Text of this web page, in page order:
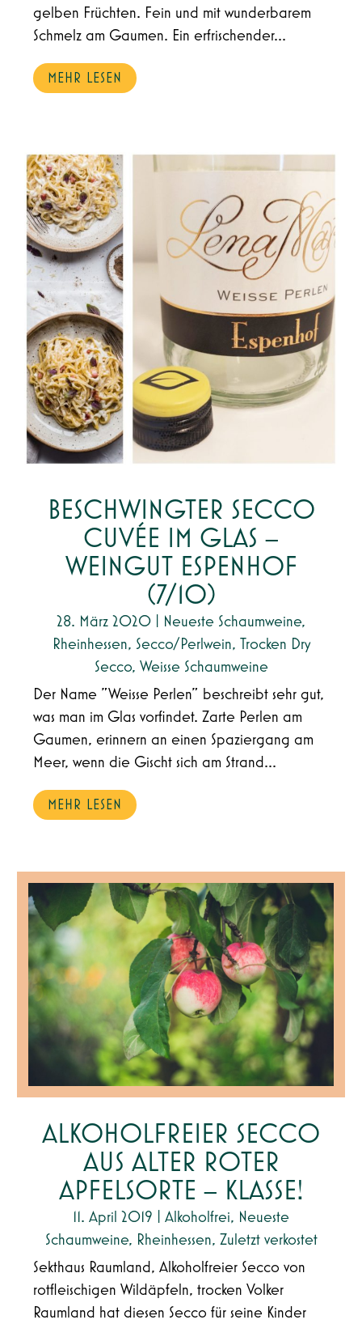
gelben Früchten. Fein und mit wunderbarem
Schmelz am Gaumen. Ein erfrischender...
MEHR LESEN
BESCHWINGTER SECCO
CUVÉE IM GLAS –
WEINGUT ESPENHOF
(7/10)
28. März 2020 Neueste Schaumweine,
Rheinhessen, Secco/Perlwein, Trocken Dry
Secco, Weisse Schaumweine
Der Name "Weisse Perlen" beschreibt sehr gut,
was man im Glas vorfindet. Zarte Perlen am
Gaumen, erinnern an einen Spaziergang am
Meer, wenn die Gischt sich am Strand...
MEHR LESEN
ALKOHOLFREIER SECCO
AUS ALTER ROTER
APFELSORTE – KLASSE!
11. April 2019 Alkoholfrei, Neueste
Schaumweine, Rheinhessen, Zuletzt verkostet
Sekthaus Raumland, Alkoholfreier Secco von
rotfleischigen Wildäpfeln, trocken Volker
Raumland hat diesen Secco für seine Kinder